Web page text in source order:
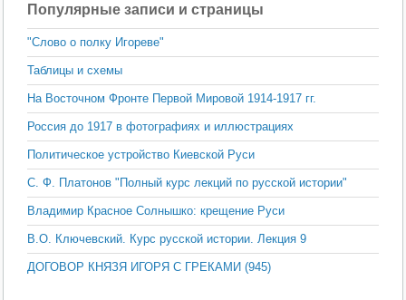
Популярные записи и страницы
"Слово о полку Игореве"
Таблицы и схемы
На Восточном Фронте Первой Мировой 1914-1917 гг.
Россия до 1917 в фотографиях и иллюстрациях
Политическое устройство Киевской Руси
С. Ф. Платонов "Полный курс лекций по русской истории"
Владимир Красное Солнышко: крещение Руси
В.О. Ключевский. Курс русской истории. Лекция 9
ДОГОВОР КНЯЗЯ ИГОРЯ С ГРЕКАМИ (945)